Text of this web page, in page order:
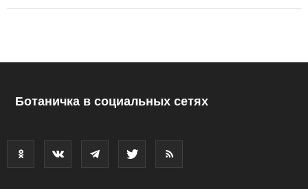
Ботаничка в социальных сетях